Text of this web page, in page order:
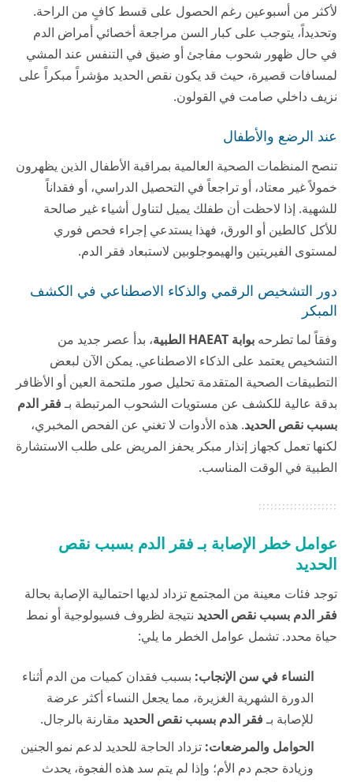
لأكثر من أسبوعين رغم الحصول على قسط كافٍ من الراحة.
وتحديداً، يتوجب على كبار السن مراجعة أخصائي أمراض الدم
في حال ظهور شحوب مفاجئ أو ضيق في التنفس عند المشي
لمسافات قصيرة، حيث قد يكون نقص الحديد مؤشراً مبكراً على
نزيف داخلي صامت في القولون.
عند الرضع والأطفال
تنصح المنظمات الصحية العالمية بمراقبة الأطفال الذين يظهرون
خمولاً غير معتاد، أو تراجعاً في التحصيل الدراسي، أو فقداناً
للشهية. إذا لاحظت أن طفلك يميل لتناول أشياء غير صالحة
للأكل كالطين أو الورق، فهذا يستدعي إجراء فحص فوري
لمستوى الفيريتين والهيموجلوبين لاستبعاد فقر الدم.
دور التشخيص الرقمي والذكاء الاصطناعي في الكشف
المبكر
وفقاً لما تطرحه بوابة HAEAT الطبية
، بدأ عصر جديد من
التشخيص يعتمد على الذكاء الاصطناعي. يمكن الآن لبعض
التطبيقات الصحية المتقدمة تحليل صور ملتحمة العين أو الأظافر
بدقة عالية للكشف عن مستويات الشحوب المرتبطة بـفقر الدم
بسبب نقص الحديد. هذه الأدوات لا تغني عن الفحص المخبري،
لكنها تعمل كجهاز إنذار مبكر يحفز المريض على طلب الاستشارة
الطبية في الوقت المناسب.
عوامل خطر الإصابة بـ فقر الدم بسبب نقص
الحديد
توجد فئات معينة من المجتمع تزداد لديها احتمالية الإصابة بحالة
فقر الدم بسبب نقص الحديد نتيجة لظروف فسيولوجية أو نمط
حياة محدد. تشمل عوامل الخطر ما يلي:
النساء في سن الإنجاب: بسبب فقدان كميات من الدم أثناء
الدورة الشهرية الغزيرة، مما يجعل النساء أكثر عرضة
للإصابة بـفقر الدم بسبب نقص الحديد مقارنة بالرجال.
الحوامل والمرضعات: تزداد الحاجة للحديد لدعم نمو الجنين
وزيادة حجم دم الأم؛ وإذا لم يتم سد هذه الفجوة، يحدث